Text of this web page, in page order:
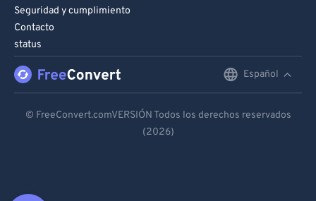
Seguridad y cumplimiento
Contacto
status
Español
Español
© FreeConvert.comVERSIÓN Todos los derechos reservados
(2026)